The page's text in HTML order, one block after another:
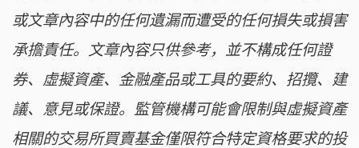
或文章內容中的任何遺漏而遭受的任何損失或損害
承擔責任。文章內容只供參考，並不構成任何證
券、虛擬資產、金融產品或工具的要約、招攬、建
議、意見或保證。監管機構可能會限制與虛擬資產
相關的交易所買賣基金僅限符合特定資格要求的投